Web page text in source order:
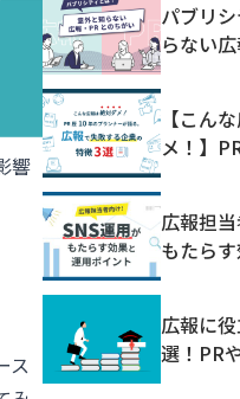
響
ス
パブリ
らない
【こん
メ！】
広報担
もたら
広報に
選！PR